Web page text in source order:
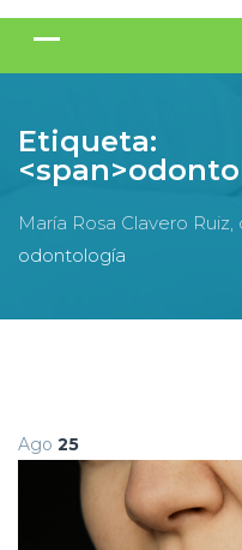
Etiqueta:
María Rosa Clavero
odontología
Ago 25